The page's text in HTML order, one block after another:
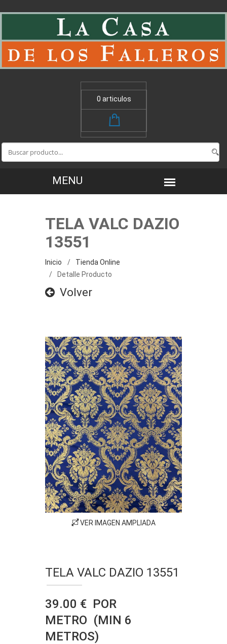
0 articulos
TELA VALC DAZIO
13551
Inicio
Tienda Online
Detalle Producto
Volver
VER IMAGEN AMPLIADA
TELA VALC DAZIO 13551
39.00 € POR
METRO (MIN 6
METROS)